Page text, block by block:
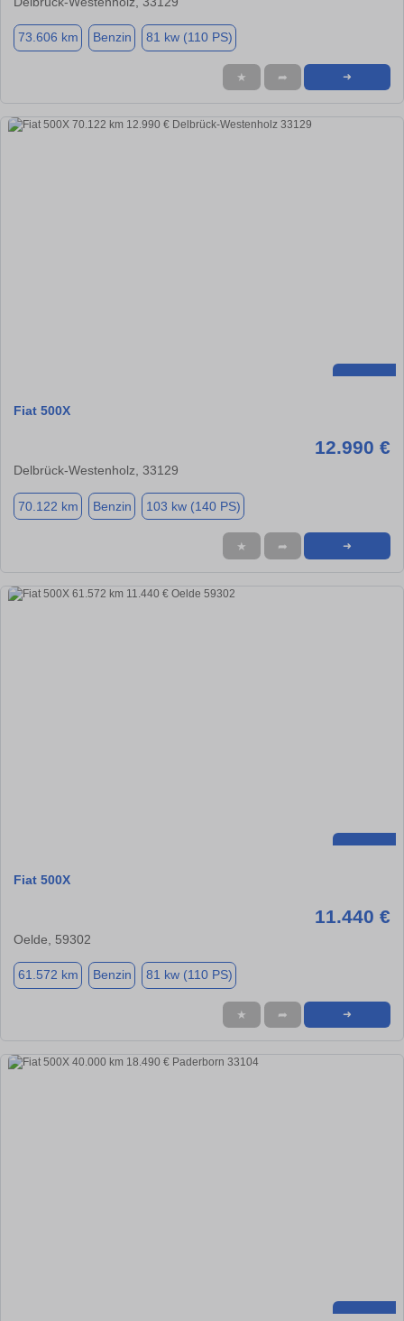
73.606 km Benzin 81 kw (110 PS)
★ ➦ ➜
Fiat 500X
12.990 €
Delbrück-Westenholz, 33129
70.122 km Benzin 103 kw (140 PS)
★ ➦ ➜
Fiat 500X
11.440 €
Oelde, 59302
61.572 km Benzin 81 kw (110 PS)
★ ➦ ➜